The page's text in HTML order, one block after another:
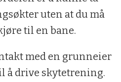
uten at du må
til en bane.
med en grunneier
å drive skytetrening.